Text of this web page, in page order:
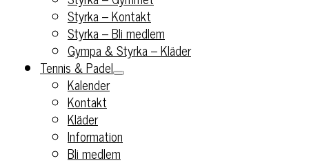
Styrka – Kontakt
Styrka – Bli medlem
Gympa & Styrka – Kläder
Tennis & Padel
Kalender
Kontakt
Kläder
Information
Bli medlem